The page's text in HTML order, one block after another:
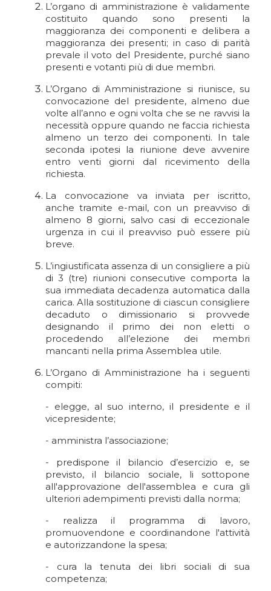
L’organo di amministrazione è validamente
costituito quando sono presenti la
maggioranza dei componenti e delibera a
maggioranza dei presenti; in caso di parità
prevale il voto del Presidente, purché siano
presenti e votanti più di due membri.
L’Organo di Amministrazione si riunisce, su
convocazione del presidente, almeno due
volte all’anno e ogni volta che se ne ravvisi la
necessità oppure quando ne faccia richiesta
almeno un terzo dei componenti. In tale
seconda ipotesi la riunione deve avvenire
entro venti giorni dal ricevimento della
richiesta.
La convocazione va inviata per iscritto,
anche tramite e-mail, con un preavviso di
almeno 8 giorni, salvo casi di eccezionale
urgenza in cui il preavviso può essere più
breve.
L’ingiustificata assenza di un consigliere a più
di 3 (tre) riunioni consecutive comporta la
sua immediata decadenza automatica dalla
carica. Alla sostituzione di ciascun consigliere
decaduto o dimissionario si provvede
designando il primo dei non eletti o
procedendo all’elezione dei membri
mancanti nella prima Assemblea utile.
L’Organo di Amministrazione ha i seguenti
compiti:
- elegge, al suo interno, il presidente e il
vicepresidente;
- amministra l’associazione;
- predispone il bilancio d’esercizio e, se
previsto, il bilancio sociale, li sottopone
all'approvazione dell'assemblea e cura gli
ulteriori adempimenti previsti dalla norma;
- realizza il programma di lavoro,
promuovendone e coordinandone l'attività
e autorizzandone la spesa;
- cura la tenuta dei libri sociali di sua
competenza;